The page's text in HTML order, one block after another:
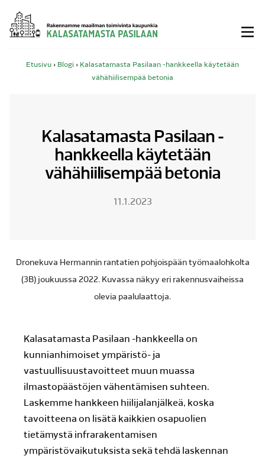
Siirry
sisältöön
Etusivu › Blogi › Kalasatamasta Pasilaan -hankkeella käytetään
vähähiilisempää betonia
Kalasatamasta Pasilaan -
hankkeella käytetään
vähähiilisempää betonia
11.1.2023
Dronekuva Hermannin rantatien pohjoispään työmaalohkolta
(3B) joukuussa 2022. Kuvassa näkyy eri rakennusvaiheissa
olevia paalulaattoja.
Kalasatamasta Pasilaan -hankkeella on
kunnianhimoiset ympäristö- ja
vastuullisuustavoitteet muun muassa
ilmastopäästöjen vähentämisen suhteen.
Laskemme hankkeen hiilijalanjälkeä, koska
tavoitteena on lisätä kaikkien osapuolien
tietämystä infrarakentamisen
ympäristövaikutuksista sekä tehdä laskennan